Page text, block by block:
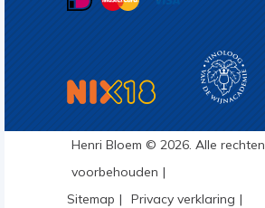
Henri Bloem © 2026. Alle rechten
voorbehouden
Sitemap
Privacy verklaring